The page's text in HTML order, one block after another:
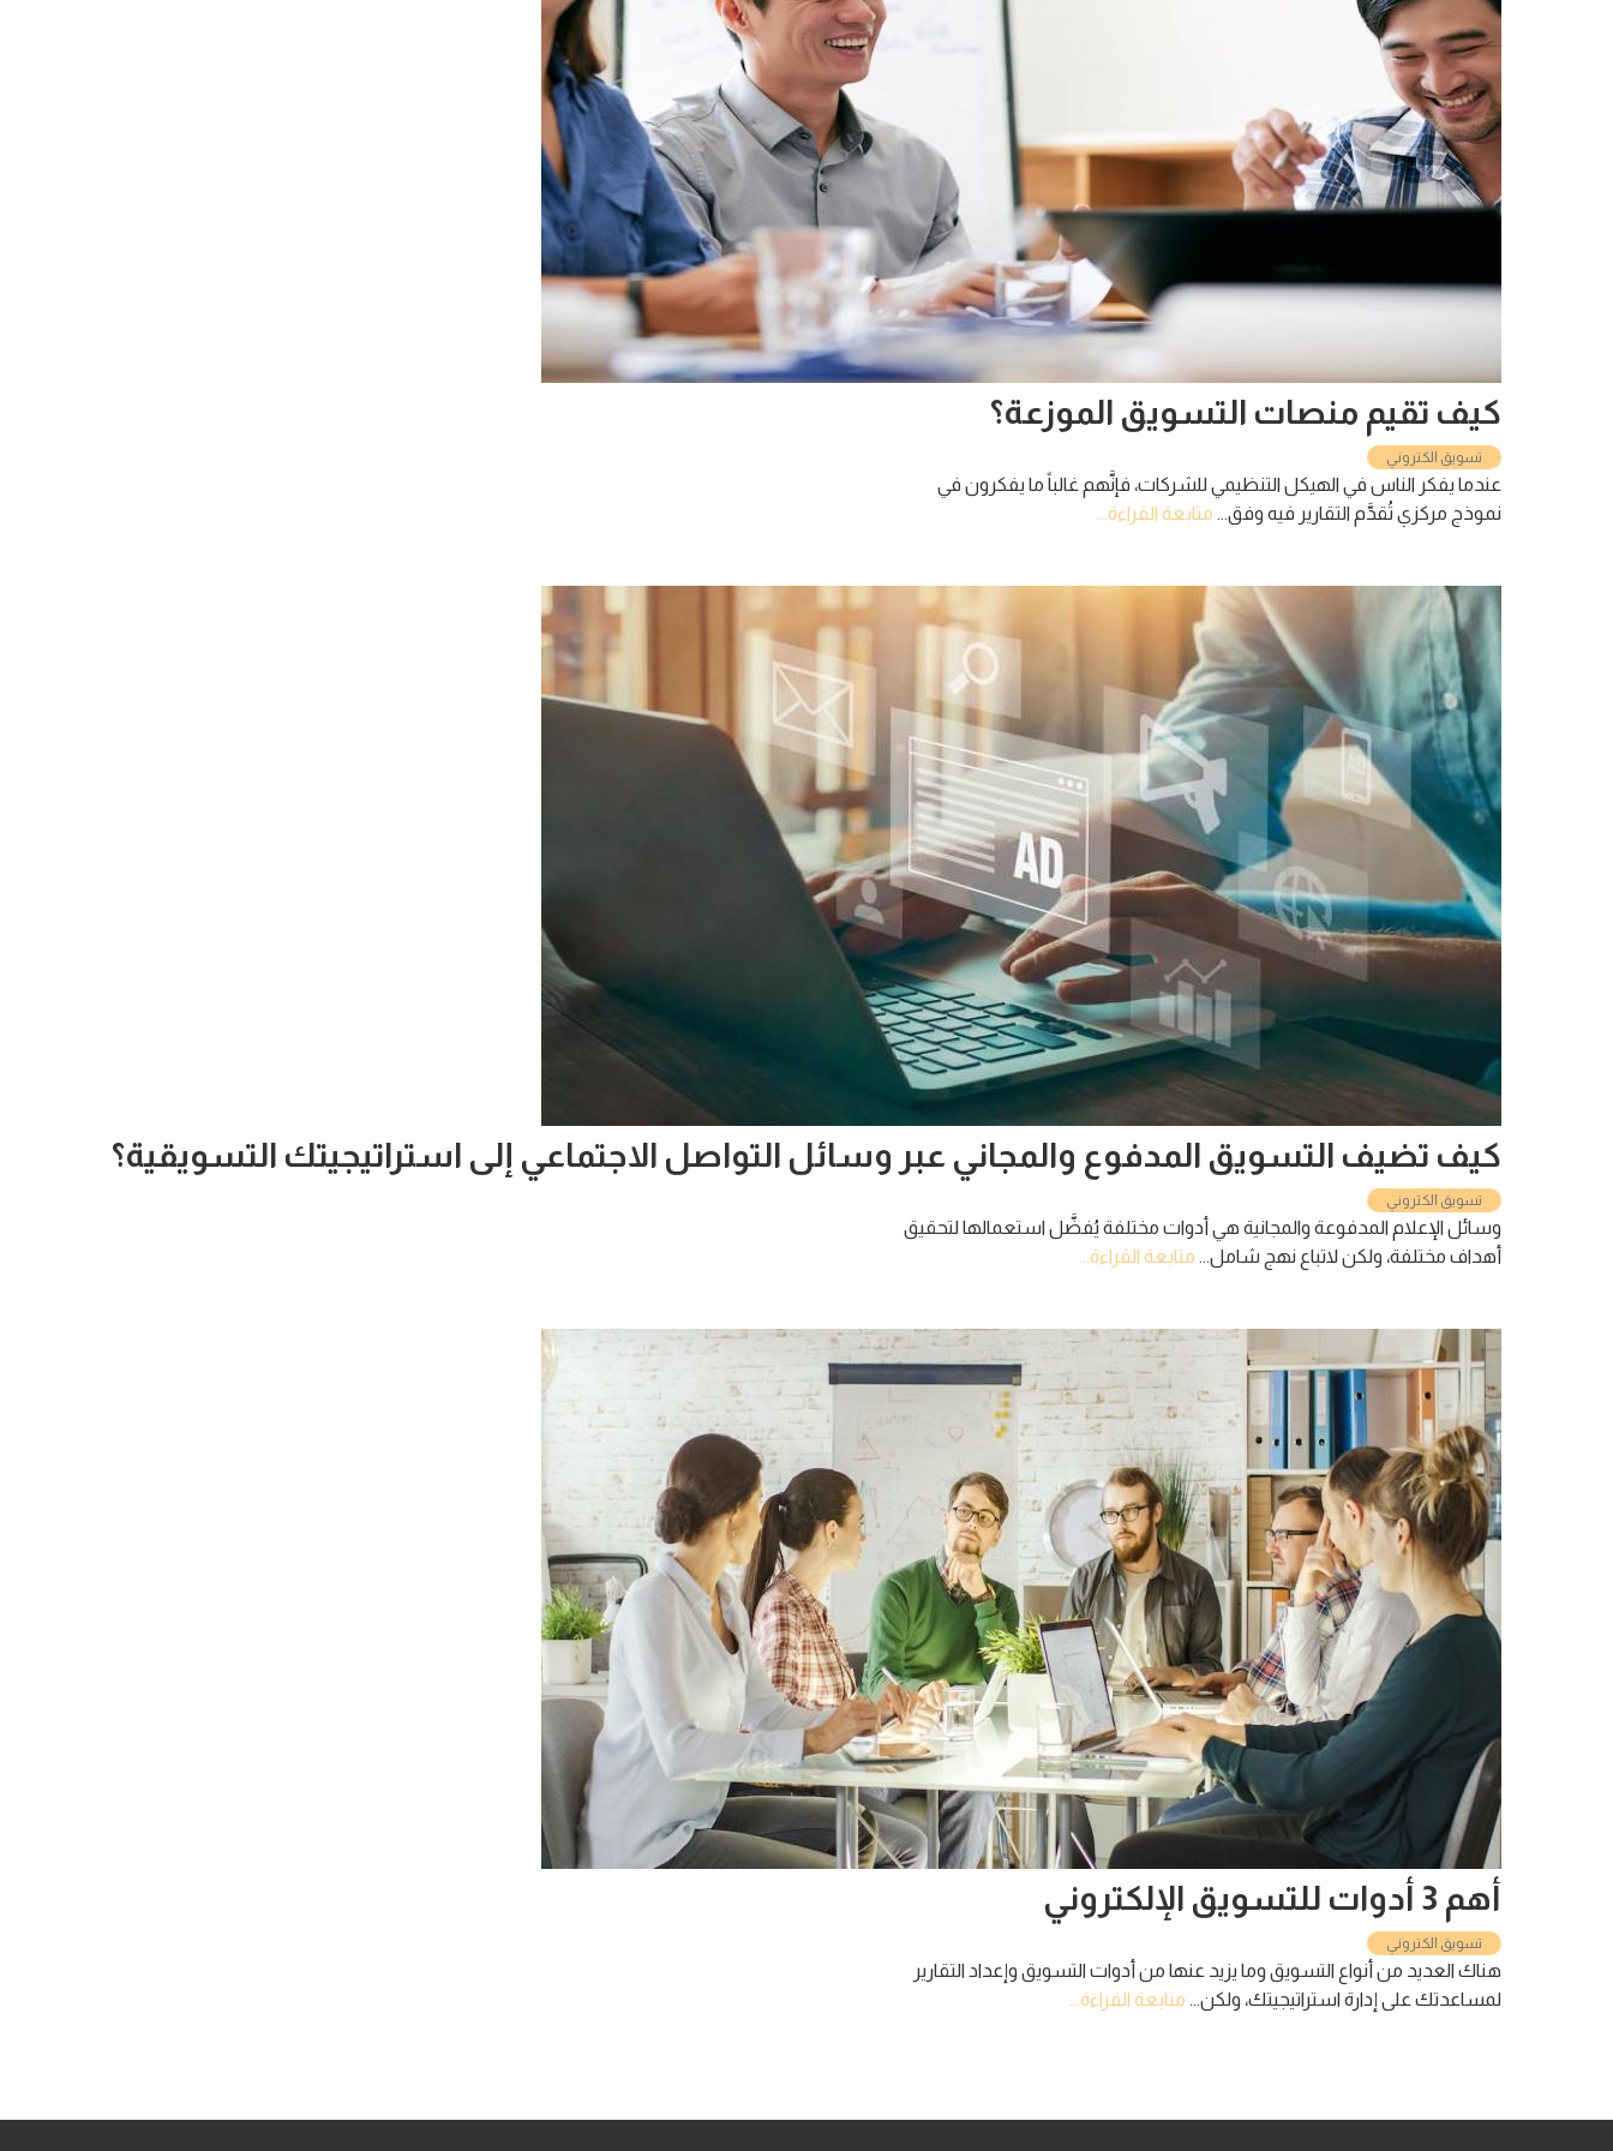
كيف تقيم منصات التسويق الموزعة؟
تسويق الكتروني
عندما يفكر الناس في الهيكل التنظيمي للشركات، فإنَّهم غالباً ما يفكرون في
نموذج مركزي تُقدَّم التقارير فيه وفق... متابعة القراءة...
كيف تضيف التسويق المدفوع والمجاني عبر وسائل التواصل الاجتماعي إلى استراتيجيتك التسويقية؟
تسويق الكتروني
وسائل الإعلام المدفوعة والمجانية هي أدوات مختلفة يُفضَّل استعمالها لتحقيق
أهداف مختلفة، ولكن لاتباع نهج شامل... متابعة القراءة...
أهم 3 أدوات للتسويق الإلكتروني
تسويق الكتروني
هناك العديد من أنواع التسويق وما يزيد عنها من أدوات التسويق وإعداد التقارير
لمساعدتك على إدارة استراتيجيتك، ولكن... متابعة القراءة...